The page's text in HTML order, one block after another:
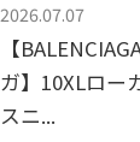
2026.07.07
【
ガ】10XLロー
スニ...